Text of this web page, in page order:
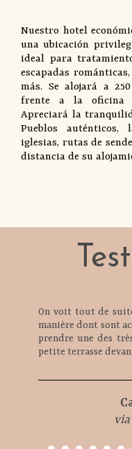
Nuestro hotel
una ubicación
ideal para
escapadas
más. Se alojará a
frente a la oficina
Apreciará la
Pueblos auténticos,
iglesias, rutas de
distancia de su
On voit tout de
manière dont sont
prendre une des
petite terrasse